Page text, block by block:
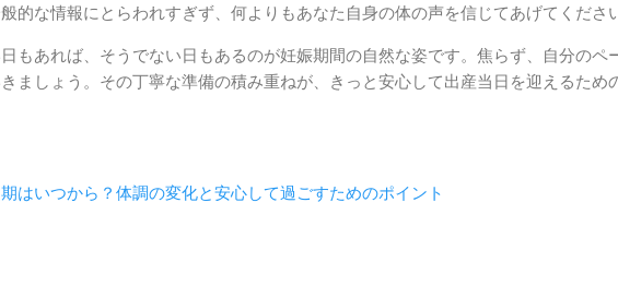
的な情報にとらわれすぎず、何よりもあなた自身の体の声を信じてあげてくださ
もあれば、そうでない日もあるのが妊娠期間の自然な姿です。焦らず、自分のペ
ましょう。その丁寧な準備の積み重ねが、きっと安心して出産当日を迎えるため
はいつから？体調の変化と安心して過ごすためのポイント